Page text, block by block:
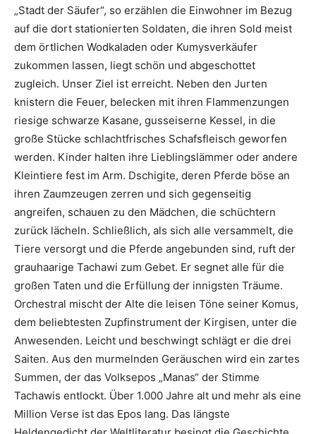
„Stadt der Säufer“, so erzählen die Einwohner im Bezug
auf die dort stationierten Soldaten, die ihren Sold meist
dem örtlichen Wodkaladen oder Kumysverkäufer
zukommen lassen, liegt schön und abgeschottet
zugleich. Unser Ziel ist erreicht. Neben den Jurten
knistern die Feuer, belecken mit ihren Flammenzungen
riesige schwarze Kasane, gusseiserne Kessel, in die
große Stücke schlachtfrisches Schafsfleisch geworfen
werden. Kinder halten ihre Lieblingslämmer oder andere
Kleintiere fest im Arm. Dschigite, deren Pferde böse an
ihren Zaumzeugen zerren und sich gegenseitig
angreifen, schauen zu den Mädchen, die schüchtern
zurück lächeln. Schließlich, als sich alle versammelt, die
Tiere versorgt und die Pferde angebunden sind, ruft der
grauhaarige Tachawi zum Gebet. Er segnet alle für die
großen Taten und die Erfüllung der innigsten Träume.
Orchestral mischt der Alte die leisen Töne seiner Komus,
dem beliebtesten Zupfinstrument der Kirgisen, unter die
Anwesenden. Leicht und beschwingt schlägt er die drei
Saiten. Aus den murmelnden Geräuschen wird ein zartes
Summen, der das Volksepos „Manas“ der Stimme
Tachawis entlockt. Über 1.000 Jahre alt und mehr als eine
Million Verse ist das Epos lang. Das längste